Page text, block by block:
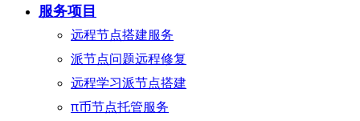
服务项目
远程节点搭建服务
派节点问题远程修复
远程学习派节点搭建
π币节点托管服务